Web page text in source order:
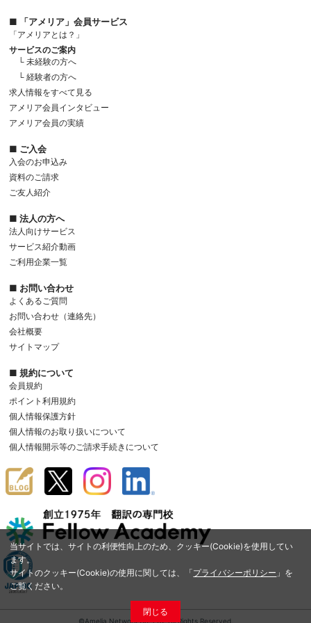
当サイトでは、サイトの利便性向上のため、クッキー(Cookie)を使用してい
ます。
サイトのクッキー(Cookie)の使用に関しては、「プライバシーポリシー 」を
ご覧ください。
閉じる
■ 「アメリア」会員サービス
「アメリアとは？」
サービスのご案内
└ 未経験の方へ
└ 経験者の方へ
求人情報をすべて見る
アメリア会員インタビュー
アメリア会員の実績
■ ご入会
入会のお申込み
資料のご請求
ご友人紹介
■ 法人の方へ
法人向けサービス
サービス紹介動画
ご利用企業一覧
■ お問い合わせ
よくあるご質問
お問い合わせ（連絡先）
会社概要
サイトマップ
■ 規約について
会員規約
ポイント利用規約
個人情報保護方針
個人情報のお取り扱いについて
個人情報開示等のご請求手続きについて
©Amelia Network Co.,Ltd. All Rights Reserved.